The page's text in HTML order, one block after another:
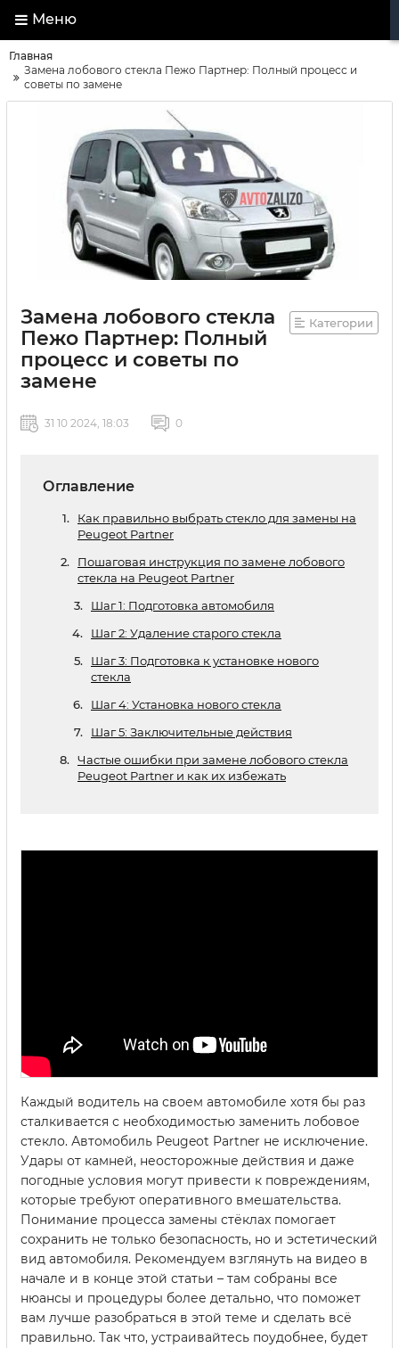
Меню
Главная
Замена лобового стекла Пежо Партнер: Полный процесс и
советы по замене
Замена лобового стекла
Пежо Партнер: Полный
процесс и советы по
замене
Категории
31 10 2024, 18:03 0
Оглавление
Как правильно выбрать стекло для замены на
Peugeot Partner
Пошаговая инструкция по замене лобового
стекла на Peugeot Partner
Шаг 1: Подготовка автомобиля
Шаг 2: Удаление старого стекла
Шаг 3: Подготовка к установке нового
стекла
Шаг 4: Установка нового стекла
Шаг 5: Заключительные действия
Частые ошибки при замене лобового стекла
Peugeot Partner и как их избежать
Каждый водитель на своем автомобиле хотя бы раз
сталкивается с необходимостью заменить лобовое
стекло. Автомобиль Peugeot Partner не исключение.
Удары от камней, неосторожные действия и даже
погодные условия могут привести к повреждениям,
которые требуют оперативного вмешательства.
Понимание процесса замены стёклах помогает
сохранить не только безопасность, но и эстетический
вид автомобиля. Рекомендуем взглянуть на видео в
начале и в конце этой статьи – там собраны все
нюансы и процедуры более детально, что поможет
вам лучше разобраться в этой теме и сделать всё
правильно. Так что, устраивайтесь поудобнее, будет